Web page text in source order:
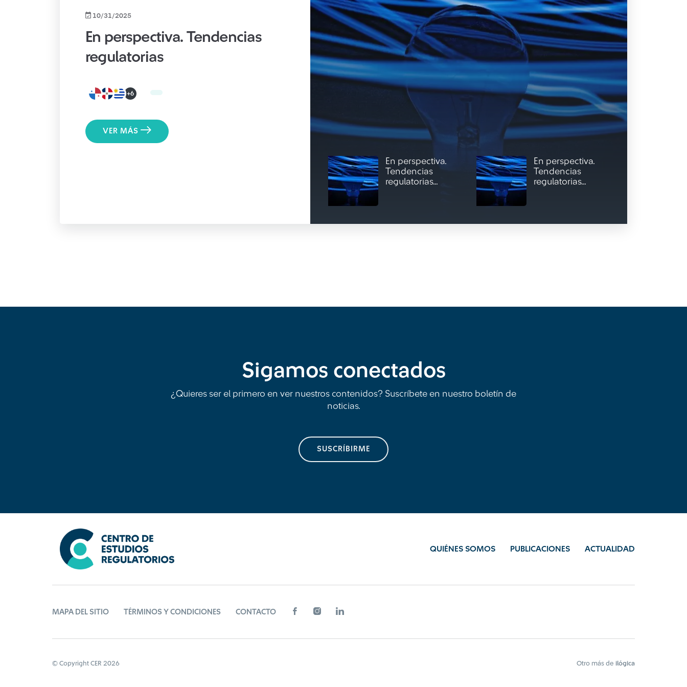
10/31/2025
En perspectiva. Tendencias
regulatorias
+6
VER MÁS
En perspectiva.
Tendencias
regulatorias...
En perspectiva.
Tendencias
regulatorias...
Sigamos conectados
¿Quieres ser el primero en ver nuestros contenidos? Suscríbete en nuestro boletín de
noticias.
SUSCRÍBIRME
QUIÉNES SOMOS PUBLICACIONES ACTUALIDAD
MAPA DEL SITIO TÉRMINOS Y CONDICIONES CONTACTO
© Copyright CER 2026 Otro más de ilógica